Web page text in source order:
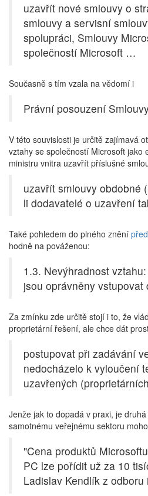
uzavřít nové smlouvy o
smlouvy a servisní
spolupráci, Smlouvy
společností Microsoft …
Současně s tím vzala na vědomí i
Právní posouzení
V této souvislosti je určitě zajímavá
vztahy se společností Microsoft
ministru vnitra uzavřít příslušné
uzavřít smlouvy obdobné
li dodavatelé o uzavření
Také pohledem do plného znění
hodně na pováženou:
1.3. Nevýhradnost
jsou oprávněny
Za zmínku zde určitě stojí i to, že
proprietární řešení, ale chce dát
postupovat při zadávání
nedocházelo k vyloučení
uzavřených
Jenže jak to dopadá v praxi, je
samotnému veřejnému sektoru
"Cena produktů
PC lze pořídit už za 10
Ladislav Kendlík z